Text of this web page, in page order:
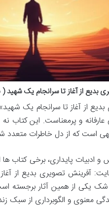
بدیع از آغاز تا سرانجام یک
از آغاز تا سرانجام یک
عارفانه و پرمعناست. این
است که از دل خاطرات
ادبیات پایداری، برخی کتاب
آفرینش تصویری بدیع از
یکی از همین آثار برجسته
معنوی و الگوبرداری از